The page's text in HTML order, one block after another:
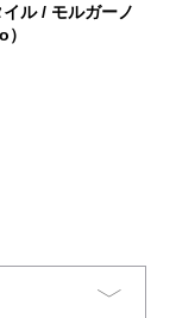
ル / モルガーノ